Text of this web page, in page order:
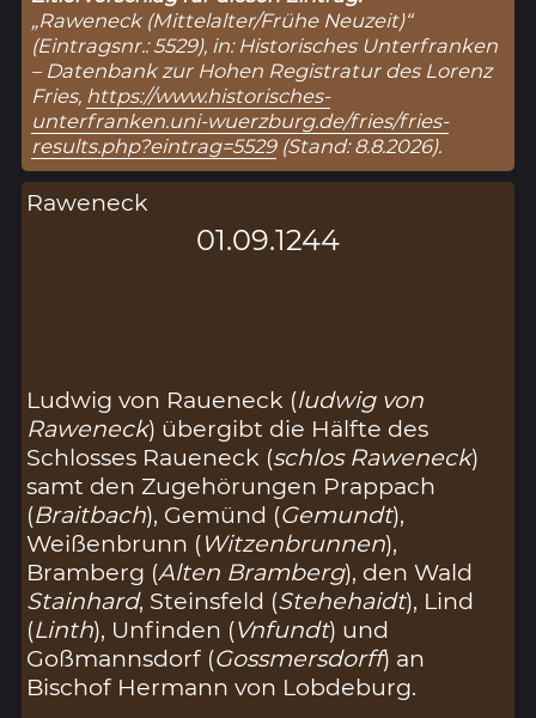
„Raweneck (Mittelalter/Frühe Neuzeit)“
(Eintragsnr.: 5529), in: Historisches Unterfranken
– Datenbank zur Hohen Registratur des Lorenz
Fries, https://www.historisches-
unterfranken.uni-wuerzburg.de/fries/fries-
results.php?eintrag=5529(Stand: 8.8.2026).
Raweneck
01.09.1244
Ludwig von Raueneck (ludwig von
Raweneck) übergibt die Hälfte des
Schlosses Raueneck (schlos Raweneck)
samt den Zugehörungen Prappach
(Braitbach), Gemünd (Gemundt),
Weißenbrunn (Witzenbrunnen),
Bramberg (Alten Bramberg), den Wald
Stainhard, Steinsfeld (Stehehaidt), Lind
(Linth), Unfinden (Vnfundt) und
Goßmannsdorf (Gossmersdorff) an
Bischof Hermann von Lobdeburg.